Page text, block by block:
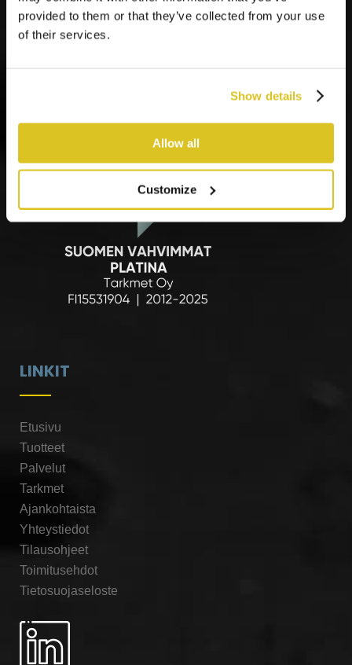
provided to them or that they’ve collected from your use
of their services.
Show details
Allow all
Customize
Vaasalainen Tarkmet Oy tarjoaa suunnittelua,
alihankintaa, tuotteita ja järjestelmiä teollisuuden
LINKIT
Etusivu
Tuotteet
Palvelut
Tarkmet
Ajankohtaista
Yhteystiedot
Tilausohjeet
Toimitusehdot
Tietosuojaseloste